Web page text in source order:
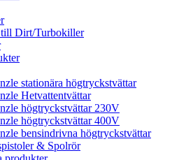
till Dirt/Turbokiller
stationära högtryckstvättar
Hetvattentvättar
högtryckstvättar 230V
högtryckstvättar 400V
bensindrivna högtryckstvättar
& Spolrör